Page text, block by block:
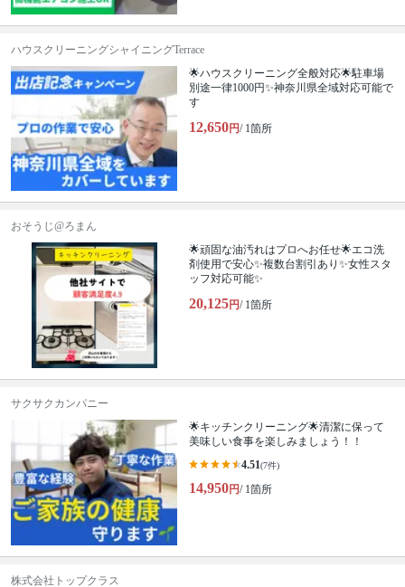
ハウスクリーニングシャイニングTerrace
🌟ハウスクリーニング全般対応🌟駐車場
別途一律1000円✨神奈川県全域対応可能で
す
12,650円/ 1箇所
おそうじ@ろまん
🌟頑固な油汚れはプロへお任せ🌟エコ洗
剤使用で安心✨複数台割引あり✨女性スタ
ッフ対応可能✨
20,125円/ 1箇所
サクサクカンパニー
🌟キッチンクリーニング🌟清潔に保って
美味しい食事を楽しみましょう！！
4.51(7件)
14,950円/ 1箇所
株式会社トップクラス